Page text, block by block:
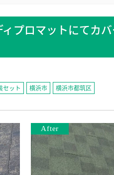
プロマットにてカ
セット 横浜市 横浜市都筑区